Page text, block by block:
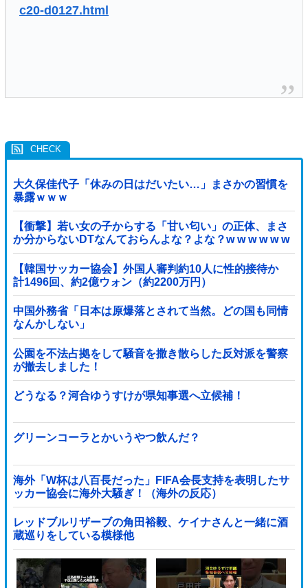
c20-d0127.html
大久保佳代子「休みの日はだいたい…」まさかの習慣を
暴露ｗｗｗ
【衝撃】若い女の子からする「甘い匂い」の正体、まさ
か分からないDTなんておらんよな？よな？w w w w w w
w w w w w
【韓国サッカー協会】外国人審判約10人に性的接待か
計1496回、約2億ウォン（約2200万円）
中国外務省「日本は原爆落とされて当然。どの国も同情
なんかしない」
公園を不法占拠をして騒音を撒き散らした反対派を警察
が撤去しました！
どうなる？河合ゆうすけが県知事選へ立候補！
グリーンコーラとかいうやつ飲んだ？
海外「W杯は八百長だった」FIFA会長支持を表明したサ
ッカー協会に海外大騒ぎ！（海外の反応）
レッドブルリザーブの角田裕毅、ケイナさんと一緒に酒
蔵巡りをしている模様他